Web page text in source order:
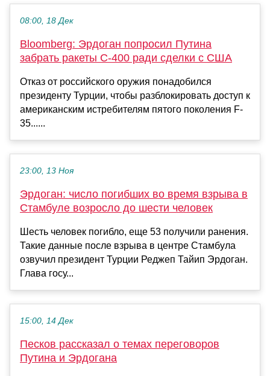
08:00, 18 Дек
Bloomberg: Эрдоган попросил Путина
забрать ракеты С-400 ради сделки с США
Отказ от российского оружия понадобился
президенту Турции, чтобы разблокировать доступ к
американским истребителям пятого поколения F-
35......
23:00, 13 Ноя
Эрдоган: число погибших во время взрыва в
Стамбуле возросло до шести человек
Шесть человек погибло, еще 53 получили ранения.
Такие данные после взрыва в центре Стамбула
озвучил президент Турции Реджеп Тайип Эрдоган.
Глава госу...
15:00, 14 Дек
Песков рассказал о темах переговоров
Путина и Эрдогана